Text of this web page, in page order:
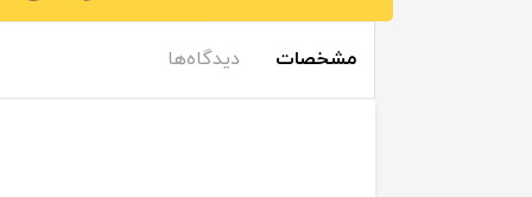
مشخصات دیدگاه‌ها